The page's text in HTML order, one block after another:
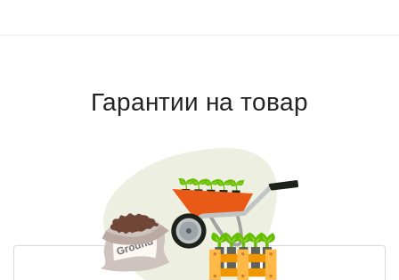
Гарантии на товар